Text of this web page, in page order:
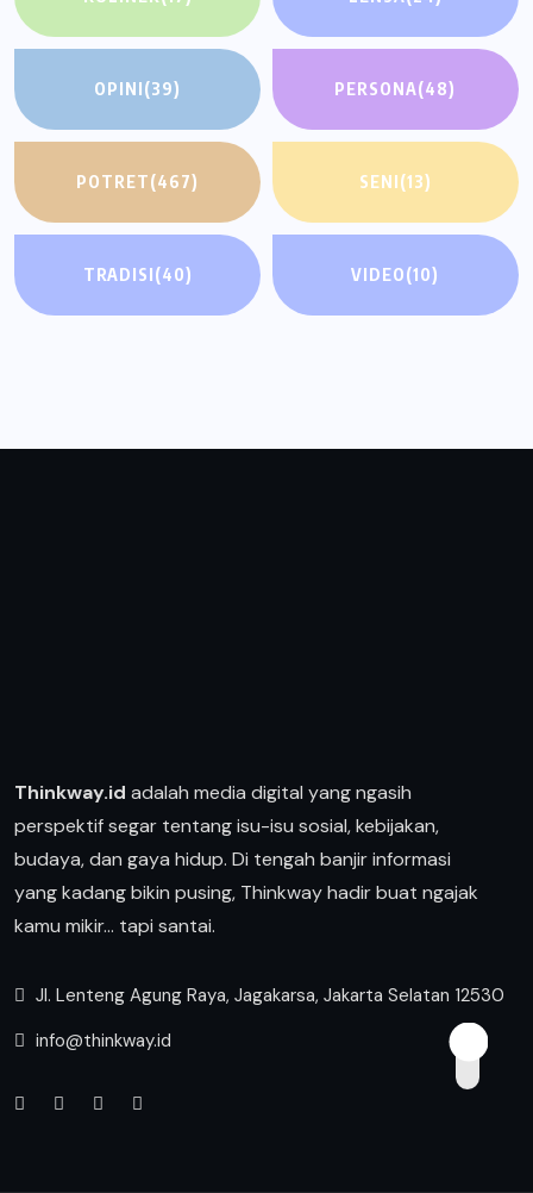
OPINI(39) PERSONA(48)
POTRET(467) SENI(13)
TRADISI(40) VIDEO(10)
Thinkway.id adalah media digital yang ngasih
perspektif segar tentang isu-isu sosial, kebijakan,
budaya, dan gaya hidup. Di tengah banjir informasi
yang kadang bikin pusing, Thinkway hadir buat ngajak
kamu mikir… tapi santai.
Jl. Lenteng Agung Raya, Jagakarsa, Jakarta Selatan 12530
info@thinkway.id